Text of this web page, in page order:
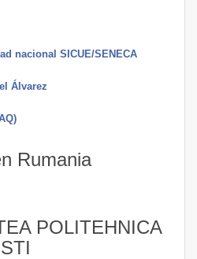
nacional SICUE/SENECA
Álvarez
Rumania
POLITEHNICA